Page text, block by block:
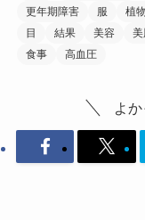
更年期障害
服 植物
目
結果 美容
食事
高血圧
よ